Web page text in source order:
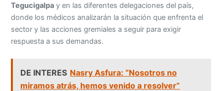
Tegucigalpa y en las diferentes delegaciones del país,
donde los médicos analizarán la situación que enfrenta el
sector y las acciones gremiales a seguir para exigir
respuesta a sus demandas.
DE INTERES Nasry Asfura: “Nosotros no
miramos atrás, hemos venido a resolver”